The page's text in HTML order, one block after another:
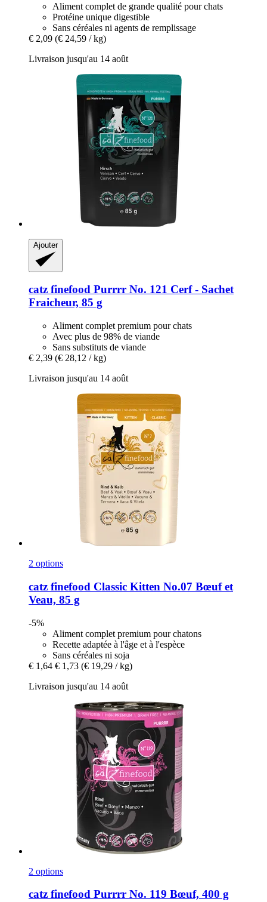
Aliment complet de grande qualité pour chats
Protéine unique digestible
Sans céréales ni agents de remplissage
€ 2,09 (€ 24,59 / kg)
Livraison jusqu'au 14 août
Ajouter
catz finefood Purrrr No. 121 Cerf -​ Sachet
Fraicheur, 85 g
Aliment complet premium pour chats
Avec plus de 98% de viande
Sans substituts de viande
€ 2,39 (€ 28,12 / kg)
Livraison jusqu'au 14 août
2 options
catz finefood Classic Kitten No.07 Bœuf et
Veau, 85 g
-5%
Aliment complet premium pour chatons
Recette adaptée à l'âge et à l'espèce
Sans céréales ni soja
€ 1,64 € 1,73 (€ 19,29 / kg)
Livraison jusqu'au 14 août
2 options
catz finefood Purrrr No. 119 Bœuf, 400 g